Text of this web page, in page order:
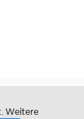
Weitere